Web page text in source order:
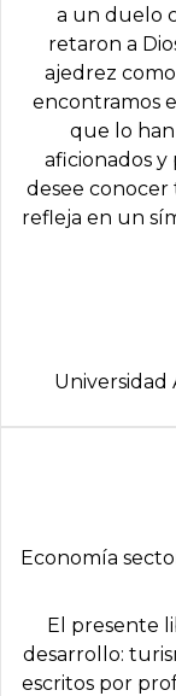
a un duelo
retaron a
ajedrez
encontramos
que lo
aficionados
desee
refleja en un
Universidad
Economía
El presente
desarrollo:
escritos por